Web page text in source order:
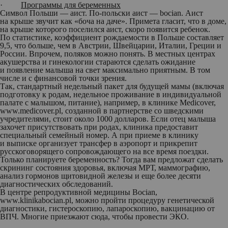
· Программы для беременных
Символ Польши — аист. По-польски аист — bocian. Аист
на крыше звучит как «боча на даче». Примета гласит, что в доме,
на крыше которого поселился аист, скоро появится ребенок.
По статистике, коэффициент рождаемости в Польше составляет
9,5, что больше, чем в Австрии, Швейцарии, Италии, Греции и
России. Впрочем, поляков можно понять. В местных центрах
акушерства и гинекологии стараются сделать ожидание
и появление малыша на свет максимально приятным. В том
числе и с финансовой точки зрения.
Так, стандартный недельный пакет для будущей мамы (включая
подготовку к родам, недельное проживание в индивидуальной
палате с малышом, питание), например, в клинике Medicover,
www.medicover.pl, созданной в партнерстве со шведскими
учредителями, стоит около 1000 долларов. Если отец малыша
захочет присутствовать при родах, клиника предоставит
специальный семейный номер. А при приеме в клинику
и выписке организует трансфер в аэропорт и прикрепит
русскоговорящего сопровождающего на все время поездки.
Только планируете беременность? Тогда вам предложат сделать
скрининг состояния здоровья, включая МРТ, маммографию,
анализ гормонов щитовидной железы и еще более десяти
диагностических обследований.
В центре репродуктивной медицины Bocian,
www.klinikabocian.pl, можно пройти про­цедуру генетической
диагностики, гистероскопию, лапароскопию, вакцинацию от
ВПЧ. Многие приезжают сюда, чтобы провести ЭКО.